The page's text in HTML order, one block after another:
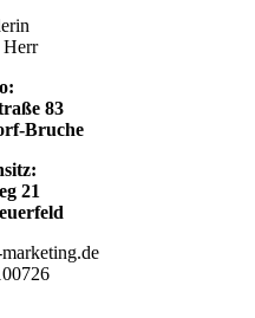
Herr
83
Bruche
21